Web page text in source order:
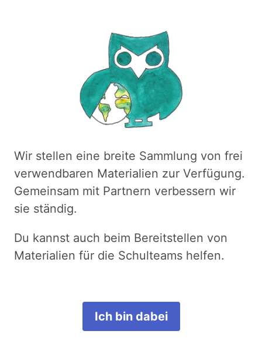
Wir stellen eine breite Sammlung von frei
verwendbaren Materialien zur Verfügung.
Gemeinsam mit Partnern verbessern wir
sie ständig.
Du kannst auch beim Bereitstellen von
Materialien für die Schulteams helfen.
Ich bin dabei